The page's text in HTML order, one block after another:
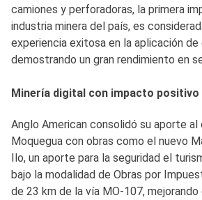
camiones y perforadoras, la primera
industria minera del país, es
experiencia exitosa en la aplicación
demostrando un gran rendimiento en
Minería digital con impacto positivo
Anglo American consolidó su aporte al
Moquegua con obras como el nuevo
Ilo, un aporte para la seguridad el
bajo la modalidad de Obras por
de 23 km de la vía MO-107,